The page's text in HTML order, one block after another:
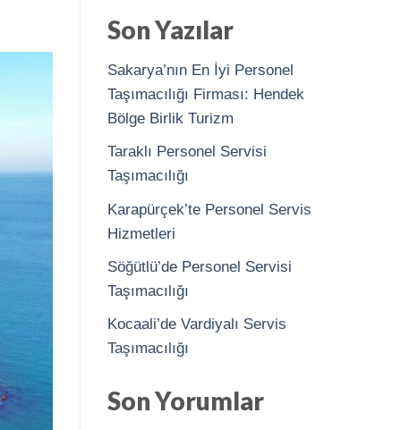
Son Yazılar
Sakarya’nın En İyi Personel
Taşımacılığı Firması: Hendek
Bölge Birlik Turizm
Taraklı Personel Servisi
Taşımacılığı
Karapürçek’te Personel Servis
Hizmetleri
Söğütlü’de Personel Servisi
Taşımacılığı
Kocaali’de Vardiyalı Servis
Taşımacılığı
Son Yorumlar